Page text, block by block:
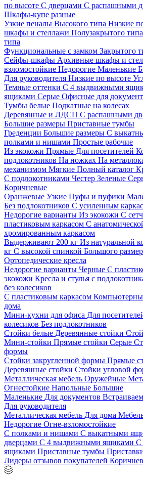
по высоте С дверцами С распашными
Шкафы-купе разные
Узкие пеналы Высокого типа Низкие
шкафы и стеллажи Полузакрытого типа
типа
Функциональные с замком Закрытого
Сейфы-шкафы Архивные шкафы и
взломостойкие Недорогие Маленькие
Для руководителя Низкие по высоте
Темные оттенки С 4 выдвижными
ящиками Серые Офисные для
Тумбы белые Подкатные на колесах
Деревянные и ЛДСП С распашными
Большие размеры Приставные тумбы
Греденции Большие размеры С
полками и нишами Простые рабочие
Из экокожи Прямые Для посетителей
подлокотников На ножках На
механизмом Мягкие Полный каталог
С подлокотниками Честер Зеленые
Коричневые
Оранжевые Узкие Пуфы и пуфики
Без подлокотников С усиленным
Недорогие варианты Из экокожи С
пластиковым каркасом С
хромированным каркасом
Выдерживают 200 кг Из натуральной
кг С высокой спинкой Большого
Ортопедические кресла
Недорогие варианты Черные С
экокожи Кресла и стулья с
без колесиков
С пластиковым каркасом
дома
Мини-кухни для офиса Для
колесиков Без подлокотников
Стойки белые Деревянные стойки
Мини-стойки Прямые стойки Серые
формы
Стойки закругленной формы Прямые
Деревянные стойки Стойки угловой
Металлическая мебель Оружейные
Огнестойкие Напольные Большие
Маленькие Для документов
Для руководителя
Металлическая мебель Для дома
Недорогие Огне-взломостойкие
С полками и нишами С выкатными
дверцами С 4 выдвижными ящиками С
ящиками Приставные тумбы
Лидеры отзывов покупателей